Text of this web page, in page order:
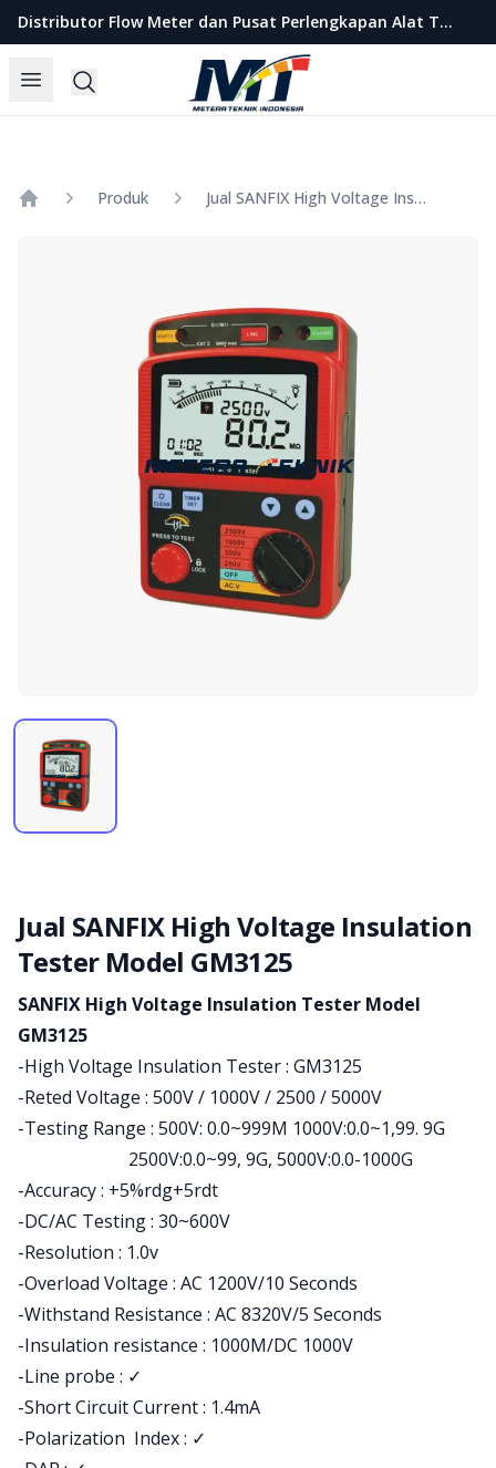
Distributor Flow Meter dan Pusat Perlengkapan Alat Teknik Indonesia
Open menu
Search
Metera Teknik Indonesia
Produk Jual SANFIX High Voltage Insulation Tester Model GM3125
Jual SANFIX High Voltage Insulation
Tester Model GM3125
Product information
SANFIX High Voltage Insulation Tester Model
GM3125
-High Voltage Insulation Tester : GM3125
-Reted Voltage : 500V / 1000V / 2500 / 5000V
-Testing Range : 500V: 0.0~999M 1000V:0.0~1,99. 9G
2500V:0.0~99, 9G, 5000V:0.0-1000G
-Accuracy : +5%rdg+5rdt
-DC/AC Testing : 30~600V
-Resolution : 1.0v
-Overload Voltage : AC 1200V/10 Seconds
-Withstand Resistance : AC 8320V/5 Seconds
-Insulation resistance : 1000M/DC 1000V
-Line probe : ✓
-Short Circuit Current : 1.4mA
-Polarization Index : ✓